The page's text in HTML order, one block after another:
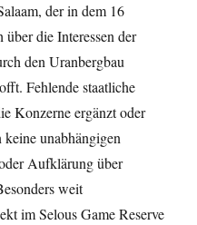
der in dem 16
die Interessen der
den Uranbergbau
Fehlende staatliche
Konzerne ergänzt oder
keine unabhängigen
Aufklärung über
weit
im Selous Game Reserve